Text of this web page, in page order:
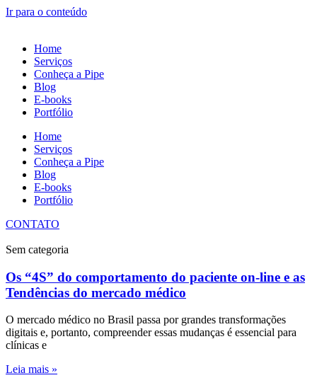
Ir para o conteúdo
Home
Serviços
Conheça a Pipe
Blog
E-books
Portfólio
Home
Serviços
Conheça a Pipe
Blog
E-books
Portfólio
CONTATO
Sem categoria
Os “4S” do comportamento do paciente on-line e as
Tendências do mercado médico
O mercado médico no Brasil passa por grandes transformações
digitais e, portanto, compreender essas mudanças é essencial para
clínicas e
Leia mais »